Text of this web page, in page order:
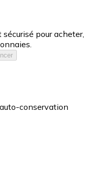
pour acheter,
conservation